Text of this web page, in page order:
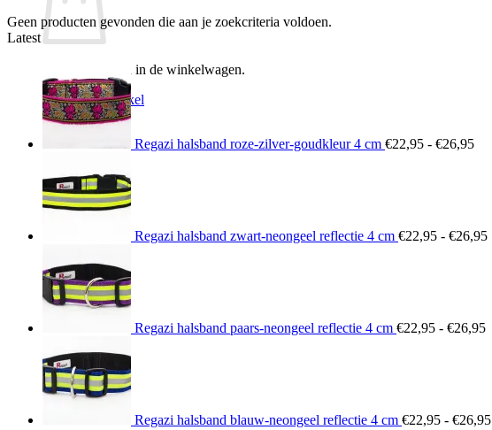
Geen producten in de winkelwagen.
Terug naar winkel
Geen producten gevonden die aan je zoekcriteria voldoen.
Latest
Regazi halsband roze-zilver-goudkleur 4 cm €22,95 - €26,95
Regazi halsband zwart-neongeel reflectie 4 cm €22,95 - €26,95
Regazi halsband paars-neongeel reflectie 4 cm €22,95 - €26,95
Regazi halsband blauw-neongeel reflectie 4 cm €22,95 - €26,95